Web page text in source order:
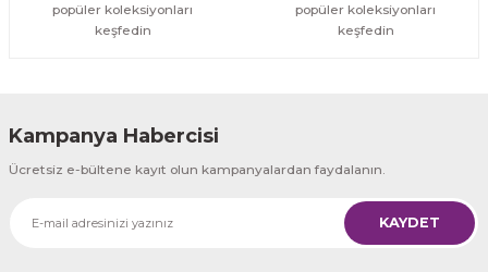
popüler koleksiyonları
keşfedin
popüler koleksiyonları
keşfedin
Kampanya Habercisi
Ücretsiz e-bültene kayıt olun kampanyalardan faydalanın.
KAYDET